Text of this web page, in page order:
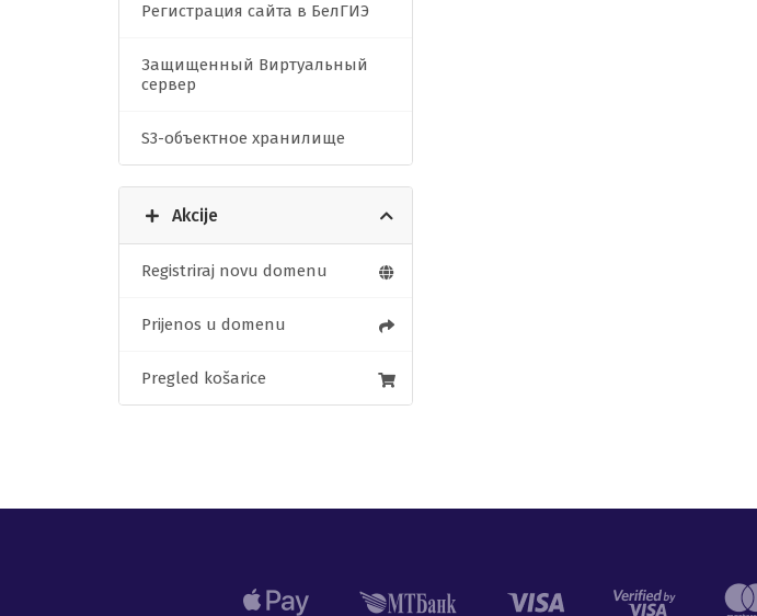
Регистрация сайта в БелГИЭ
Защищенный Виртуальный
сервер
S3-объектное хранилище
Akcije
Registriraj novu domenu
Prijenos u domenu
Pregled košarice